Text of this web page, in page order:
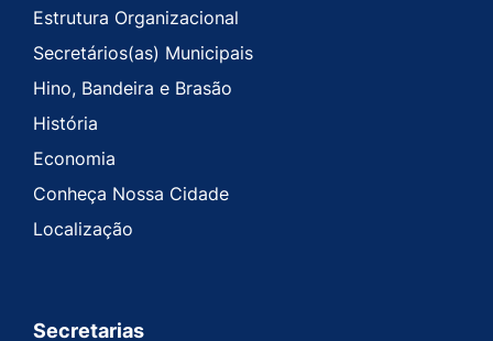
Estrutura Organizacional
Secretários(as) Municipais
Hino, Bandeira e Brasão
História
Economia
Conheça Nossa Cidade
Localização
Secretarias